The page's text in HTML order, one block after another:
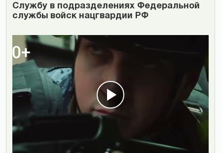
Cлужбу в подразделениях Федеральной
службы войск нацгвардии РФ